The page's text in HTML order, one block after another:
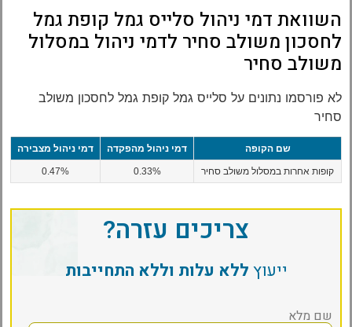
השוואת דמי ניהול סלייס גמל קופת גמל
לחסכון משולב סחיר לדמי ניהול במסלול
משולב סחיר
לא פורסמו נתונים על סלייס גמל קופת גמל לחסכון משולב
סחיר
שם הקופה דמי ניהול מהפקדה דמי ניהול מצבירה
קופות אחרות במסלול משולב סחיר 0.33%
0.47%
צריכים עזרה?
ייעוץללא עלות וללא התחייבות
שם מלא